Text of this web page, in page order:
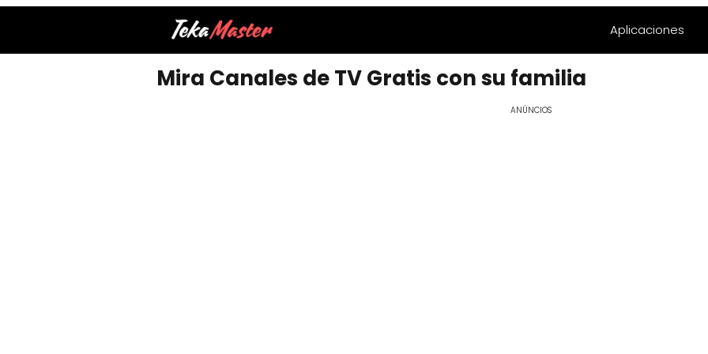
Aplicaciones
Mira Canales de TV Gratis con su familia
ANÚNCIOS